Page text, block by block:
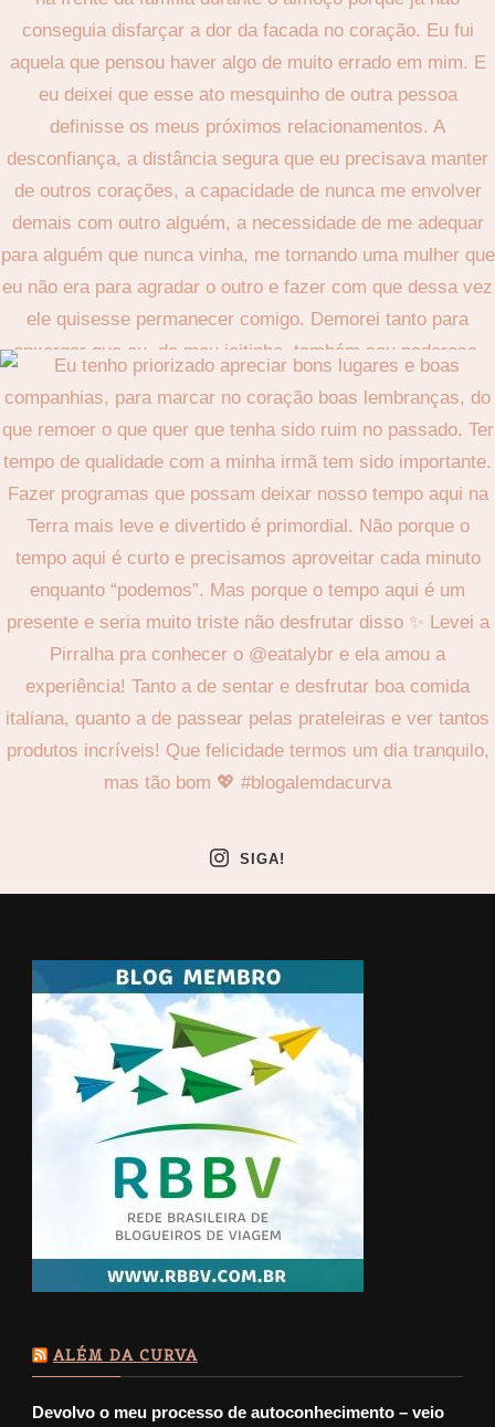
SIGA!
ALÉM DA CURVA
Devolvo o meu processo de autoconhecimento – veio